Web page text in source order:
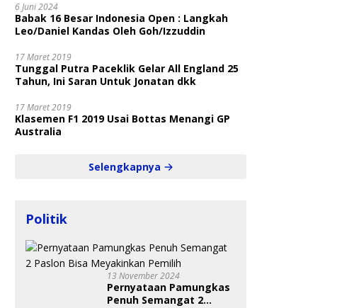
6 Juni 2024
Babak 16 Besar Indonesia Open : Langkah
Leo/Daniel Kandas Oleh Goh/Izzuddin
17 Maret 2019
Tunggal Putra Paceklik Gelar All England 25
Tahun, Ini Saran Untuk Jonatan dkk
17 Maret 2019
Klasemen F1 2019 Usai Bottas Menangi GP
Australia
Selengkapnya
Politik
13 November 2024
Pernyataan Pamungkas
Penuh Semangat 2